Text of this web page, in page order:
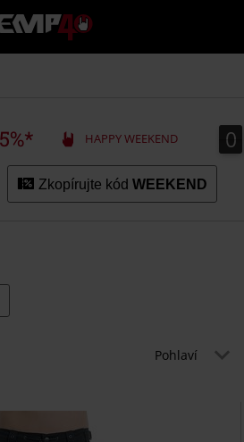
EMP
-
Hudba,
Merch
hráče,
Alternativní
HAPPY WEEKEND 0
0
Zkopírujte kód WEEKEND
Pohlaví